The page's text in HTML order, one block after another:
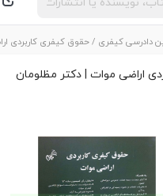
دادرسی کیفری / حقوق کیفری کاربردی
اراضی موات | دکتر مظلومان